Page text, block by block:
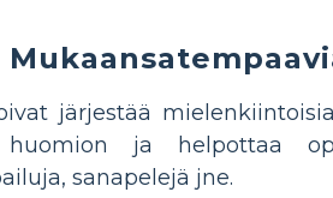
järjestää
huomion ja helpottaa
sanapelejä jne.